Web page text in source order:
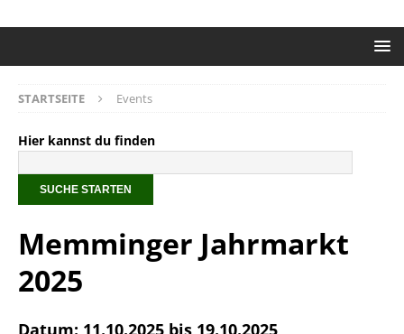
STARTSEITE Events
Hier kannst du finden
Memminger Jahrmarkt
2025
Datum: 11.10.2025 bis 19.10.2025